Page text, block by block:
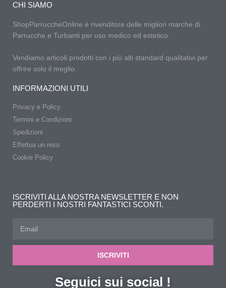
CHI SIAMO
ShopParruccheOnline è rivenditore delle migliori marche di
Parrucche e Turbanti per uso medico ed estetico.
Vendiamo articoli prodotti con i più alti standard qualitativi per
offrire solo il meglio.
INFORMAZIONI UTILI
Privacy e Policy
Termini e Condizioni
Spedizioni
Effettua un reso
Cookie Policy
ISCRIVITI ALLA NOSTRA NEWSLETTER E NON
PERDERTI I NOSTRI FANTASTICI SCONTI.
ISCRIVITI
Seguici sui social !